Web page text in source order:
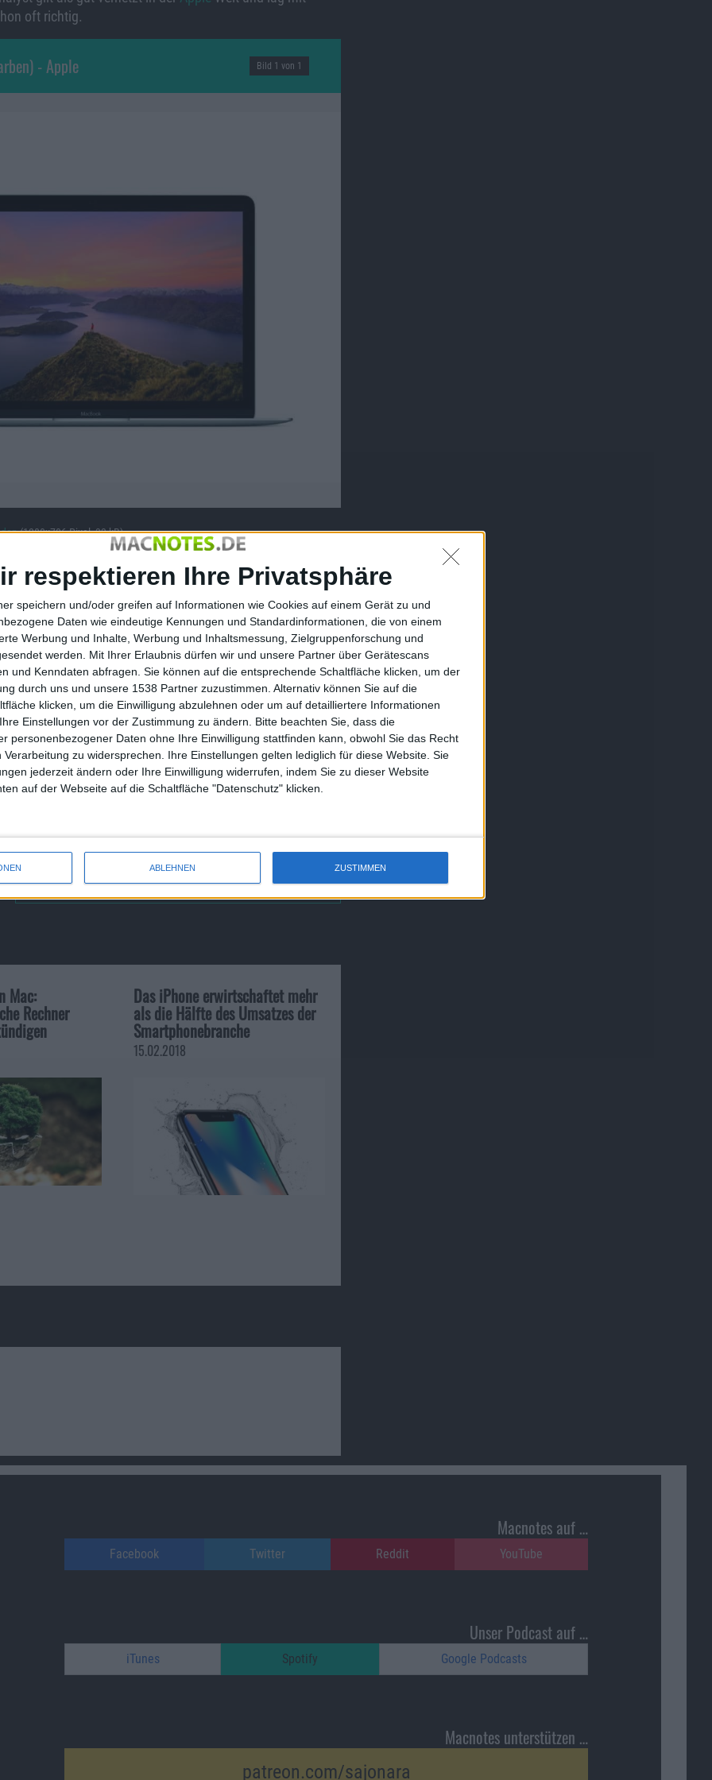
respektieren Ihre Privatsphäre
speichern und/oder greifen auf Informationen wie Cookies auf einem Gerät zu und
Daten wie eindeutige Kennungen und Standardinformationen, die von einem
Werbung und Inhalte, Werbung und Inhaltsmessung, Zielgruppenforschung und
werden.
Mit Ihrer Erlaubnis dürfen wir und unsere Partner über Gerätescans
und Kenndaten abfragen. Sie können auf die entsprechende Schaltfläche klicken, um der
durch uns und unsere 1538 Partner zuzustimmen. Alternativ können Sie auf die
klicken, um die Einwilligung abzulehnen oder um auf detailliertere Informationen
Einstellungen vor der Zustimmung zu ändern.
Bitte beachten Sie, dass die
personenbezogener Daten ohne Ihre Einwilligung stattfinden kann, obwohl Sie das Recht
Verarbeitung zu widersprechen. Ihre Einstellungen gelten lediglich für diese Website. Sie
jederzeit ändern oder Ihre Einwilligung widerrufen, indem Sie zu dieser Website
auf der Webseite auf die Schaltfläche "Datenschutz" klicken.
ABLEHNEN ZUSTIMMEN
oft richtig.
- Apple Bild 1 von 1
(1280x706 Pixel, 33 kB).
es nicht rechtzeitig zum Release der nächsten Modelle
Kaby Lake ist indes kein revolutionärer Schritt in
etwa bei Videowiedergabe, weiter
in den aktuellen MacBooks anbietet, die auch
hierzu, dass möglicherweise die Voraussetzungen für
Modell ohne Touch Bar könnte unterdessen eine
positiv. Zum MacBook, das Apples neues
könnte hier ebenfalls mehr RAM und, was hier wichtiger
im Alltag relativ rasch an seine Grenzen.
Studie: iPhone 7 schnellstes S…
Mac:
Rechner
Das iPhone erwirtschaftet mehr
als die Hälfte des Umsatzes der
Smartphonebranche
15.02.2018
Macnotes auf …
Facebook Twitter Reddit YouTube
Unser Podcast auf …
iTunes Spotify Google Podcasts
Macnotes unterstützen …
patreon.com/sajonara